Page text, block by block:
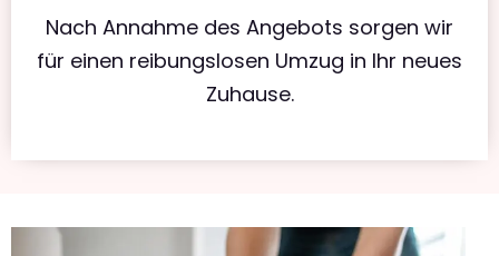
Nach Annahme des Angebots sorgen wir
für einen reibungslosen Umzug in Ihr neues
Zuhause.